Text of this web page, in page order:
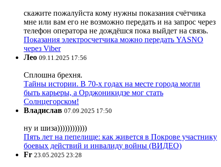
скажите пожалуйста кому нужны показания счётчика
мне или вам его не возможно передать и на запрос через
телефон оператора не дождёшся пока выйдет на связь.
Показания электросчетчика можно передать YASNO
через Viber
Лео 09.11.2025 17:56
Сплошна брехня.
Тайны истории. В 70-х годах на месте города могли
быть карьеры, а Орджоникидзе мог стать
Солнцегорском!
Владислав 07.09.2025 17:50
ну и шиза))))))))))))
Пять лет на пепелище: как живется в Покрове участнику
боевых действий и инвалиду войны (ВИДЕО)
Fr 23.05.2025 23:28